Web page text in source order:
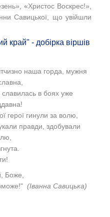
«Христос Воскрес!»,
Савицької, що увійшли
край" - добірка віршів
наша горда, мужня
славилась в боях уже
герої гинули за волю,
правди, здобували
Боже,
(Іванна Савицька)